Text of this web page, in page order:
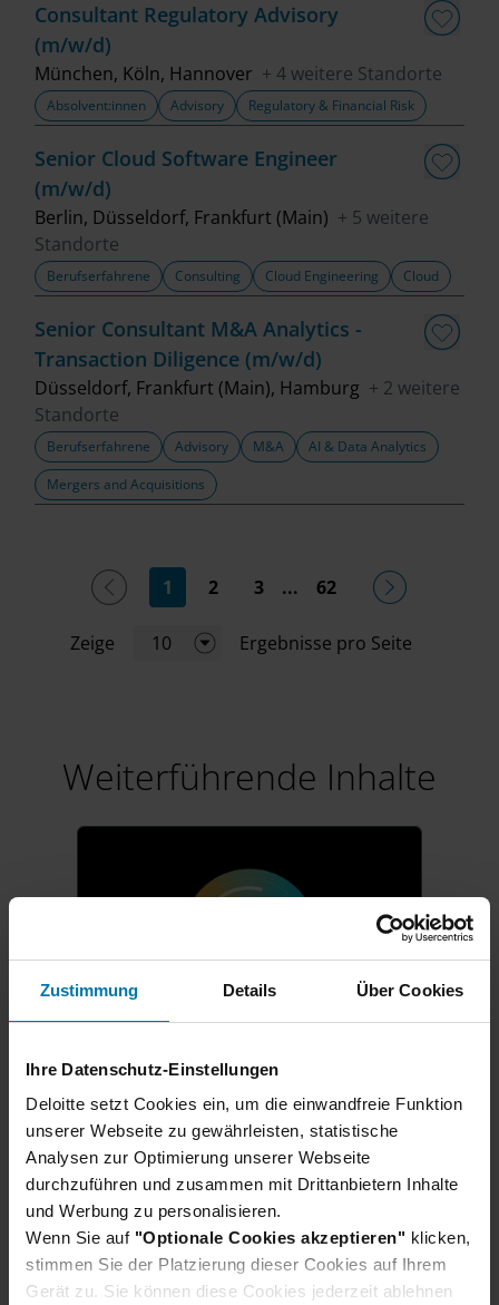
Zustimmung Details Über Cookies
Ihre Datenschutz-Einstellungen
Deloitte setzt Cookies ein, um die einwandfreie Funktion
unserer Webseite zu gewährleisten, statistische
Analysen zur Optimierung unserer Webseite
durchzuführen und zusammen mit Drittanbietern Inhalte
und Werbung zu personalisieren.
Wenn Sie auf "Optionale Cookies akzeptieren" klicken,
stimmen Sie der Platzierung dieser Cookies auf Ihrem
Gerät zu. Sie können diese Cookies jederzeit ablehnen
Consultant Regulatory Advisory
(m/w/d)
München, Köln, Hannover + 4 weitere Standorte
Absolvent:innen Advisory Regulatory & Financial Risk
Senior Cloud Software Engineer
(m/w/d)
Berlin, Düsseldorf, Frankfurt (Main) + 5 weitere
Standorte
Berufserfahrene Consulting Cloud Engineering Cloud
Senior Consultant M&A Analytics -
Transaction Diligence (m/w/d)
Düsseldorf, Frankfurt (Main), Hamburg + 2 weitere
Standorte
Berufserfahrene Advisory M&A
AI & Data Analytics
Mergers and Acquisitions
1 (current)
2 3 ... 62
Zeige 10 Ergebnisse pro Seite
Weiterführende Inhalte
Ausbildung & duales
Studium 2027
Direkt nach dem Schulabschluss
in der Berufswelt durchstarten?
Wir bilden deutschlandweit aus:
Ob eine praxisnahe Ausbildung,
ein duales Studium oder eine